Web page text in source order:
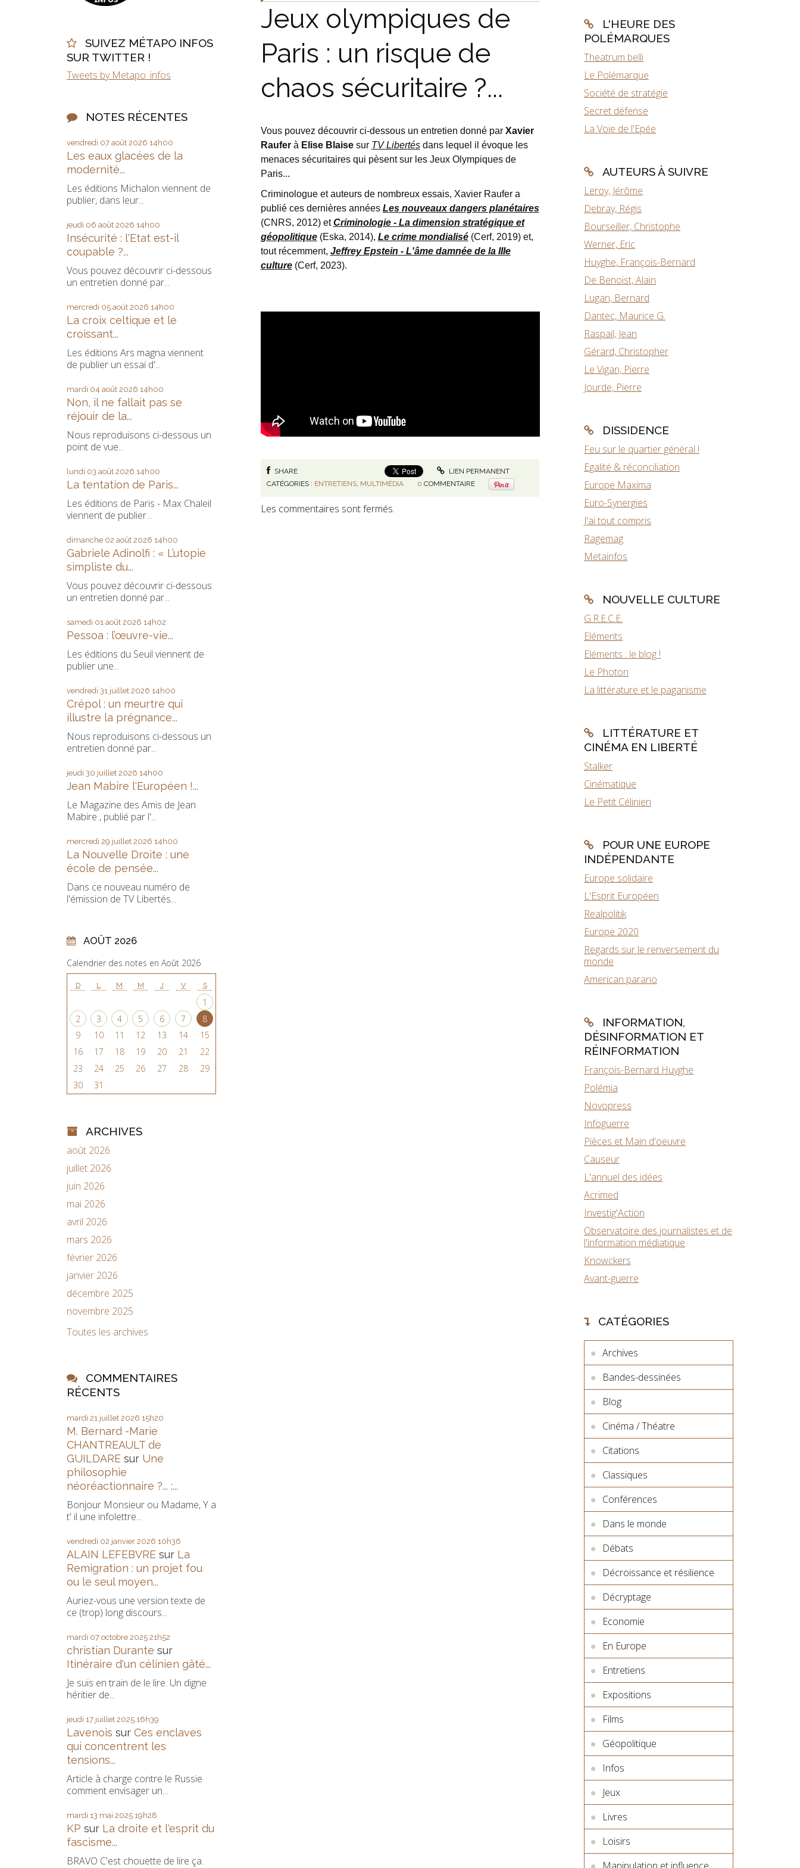
SUIVEZ MÉTAPO INFOS
SUR TWITTER !
Tweets by Metapo_infos
NOTES RÉCENTES
vendredi 07 août 2026 14h00
Les eaux glacées de la
modernité...
Les éditions Michalon viennent de
publier, dans leur...
jeudi 06 août 2026 14h00
Insécurité : l'Etat est-il
coupable ?...
Vous pouvez découvrir ci-dessous
un entretien donné par...
mercredi 05 août 2026 14h00
La croix celtique et le
croissant...
Les éditions Ars magna viennent
de publier un essai d'...
mardi 04 août 2026 14h00
Non, il ne fallait pas se
réjouir de la...
Nous reproduisons ci-dessous un
point de vue...
lundi 03 août 2026 14h00
La tentation de Paris...
Les éditions de Paris - Max Chaleil
viennent de publier...
dimanche 02 août 2026 14h00
Gabriele Adinolfi : « L’utopie
simpliste du...
Vous pouvez découvrir ci-dessous
un entretien donné par...
samedi 01 août 2026 14h02
Pessoa : l’œuvre-vie...
Les éditions du Seuil viennent de
publier une...
vendredi 31 juillet 2026 14h00
Crépol : un meurtre qui
illustre la prégnance...
Nous reproduisons ci-dessous un
entretien donné par...
jeudi 30 juillet 2026 14h00
Jean Mabire l'Européen !...
Le Magazine des Amis de Jean
Mabire , publié par l'...
mercredi 29 juillet 2026 14h00
La Nouvelle Droite : une
école de pensée...
Dans ce nouveau numéro de
l'émission de TV Libertés...
AOÛT 2026
Calendrier des notes en Août 2026
D L M M J V S
1
2
3 4 5 6 7
8
9
10 11 12 13 14
15
16
17 18 19 20 21
22
23
24 25 26 27 28
29
30
31
ARCHIVES
août 2026
juillet 2026
juin 2026
mai 2026
avril 2026
mars 2026
février 2026
janvier 2026
décembre 2025
novembre 2025
Toutes les archives
COMMENTAIRES
RÉCENTS
mardi 21 juillet 2026 15h20
M. Bernard -Marie
CHANTREAULT de
GUILDARE sur Une
philosophie
néoréactionnaire ?... :...
Bonjour Monsieur ou Madame, Y a
t' il une infolettre...
vendredi 02 janvier 2026 10h36
ALAIN LEFEBVRE sur La
Remigration : un projet fou
ou le seul moyen...
Auriez-vous une version texte de
ce (trop) long discours...
mardi 07 octobre 2025 21h52
christian Durante sur
Itinéraire d'un célinien gâté...
Je suis en train de le lire. Un digne
héritier de...
jeudi 17 juillet 2025 16h39
Lavenois sur Ces enclaves
qui concentrent les
tensions...
Article à charge contre le Russie
comment envisager un...
mardi 13 mai 2025 19h28
KP sur La droite et l'esprit du
fascisme...
BRAVO C'est chouette de lire ça.
Jeux olympiques de
Paris : un risque de
chaos sécuritaire ?...
Vous pouvez découvrir ci-dessous un entretien donné par Xavier
Rauferà Elise Blaisesur TV Libertésdans lequel il évoque les
menaces sécuritaires qui pèsent sur les Jeux Olympiques de
Paris...
Criminologue et auteurs de nombreux essais, Xavier Raufer a
publié ces dernières années Les nouveaux dangers planétaires
(CNRS, 2012) etCriminologie - La dimension stratégique et
géopolitique(Eska, 2014), Le crime mondialisé(Cerf, 2019) et,
tout récemment, Jeffrey Epstein - L'âme damnée de la IIIe
culture(Cerf, 2023).
SHARE
LIEN PERMANENT
CATÉGORIES : ENTRETIENS, MULTIMÉDIA 0 COMMENTAIRE
Les commentaires sont fermés.
L'HEURE DES
POLÉMARQUES
Theatrum belli
Le Polémarque
Société de stratégie
Secret défense
La Voie de l'Epée
AUTEURS À SUIVRE
Leroy, Jérôme
Debray, Régis
Bourseiller, Christophe
Werner, Eric
Huyghe, François-Bernard
De Benoist, Alain
Lugan, Bernard
Dantec, Maurice G.
Raspail, Jean
Gérard, Christopher
Le Vigan, Pierre
Jourde, Pierre
DISSIDENCE
Feu sur le quartier général !
Egalité & réconciliation
Europe Maxima
Euro-Synergies
J'ai tout compris
Ragemag
Metainfos
NOUVELLE CULTURE
G.R.E.C.E.
Eléments
Eléments : le blog !
Le Photon
La littérature et le paganisme
LITTÉRATURE ET
CINÉMA EN LIBERTÉ
Stalker
Cinématique
Le Petit Célinien
POUR UNE EUROPE
INDÉPENDANTE
Europe solidaire
L'Esprit Européen
Realpolitik
Europe 2020
Regards sur le renversement du
monde
American parano
INFORMATION,
DÉSINFORMATION ET
RÉINFORMATION
François-Bernard Huyghe
Polémia
Novopress
Infoguerre
Pièces et Main d'oeuvre
Causeur
L'annuel des idées
Acrimed
Investig'Action
Observatoire des journalistes et de
l'information médiatique
Knowckers
Avant-guerre
CATÉGORIES
Archives
Bandes-dessinées
Blog
Cinéma / Théatre
Citations
Classiques
Conférences
Dans le monde
Débats
Décroissance et résilience
Décryptage
Economie
En Europe
Entretiens
Expositions
Films
Géopolitique
Infos
Jeux
Livres
Loisirs